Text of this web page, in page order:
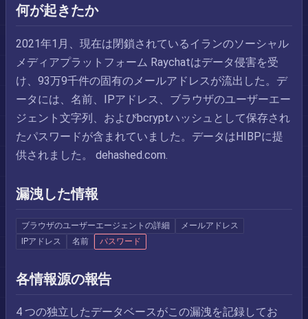
何が起きたか
2021年1月、現在は閉鎖されているイランのソーシャル
メディアプラットフォーム Raychatはデータ侵害を受
け、93万9千件の固有のメールアドレスが流出した。デ
ータには、名前、IPアドレス、ブラウザのユーザーエー
ジェント文字列、およびbcryptハッシュとして保存され
たパスワードが含まれていました。データはHIBPに提
供されました。 dehashed.com.
漏洩した情報
ブラウザのユーザーエージェントの詳細
メールアドレス
IPアドレス
名前 パスワード
各情報源の報告
4 つの独立したデータベースがこの漏洩を記録してお